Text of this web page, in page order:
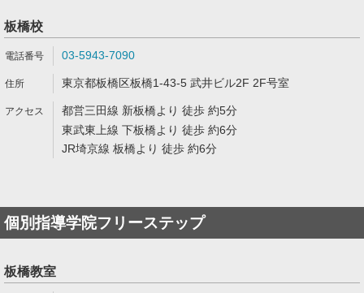
板橋校
03-5943-7090
東京都板橋区板橋1-43-5 武井ビル2F 2F号室
都営三田線 新板橋より 徒歩 約5分
東武東上線 下板橋より 徒歩 約6分
JR埼京線 板橋より 徒歩 約6分
個別指導学院フリーステップ
板橋教室